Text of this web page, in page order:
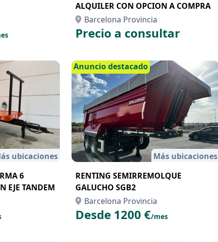
ALQUILER CON OPCION A COMPRA
Barcelona Provincia
Precio a consultar
ubicaciones
6
EJE TANDEM
Anuncio destacado
Más ubicaciones
RENTING SEMIRREMOLQUE
GALUCHO SGB2
Barcelona Provincia
Desde 1200 €/mes